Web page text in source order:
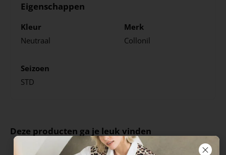
Eigenschappen
Kleur
Neutraal
Merk
Collonil
Seizoen
STD
Deze producten ga je leuk vinden